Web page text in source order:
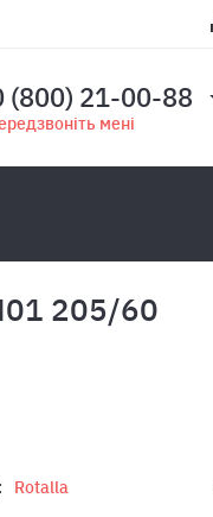
(800) 21-00-88
мені
205/60
Rotalla